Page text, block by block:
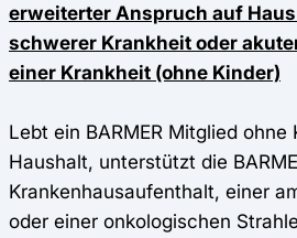
erweiterter Anspruch auf
schwerer Krankheit oder
einer Krankheit (ohne Kinder)
Lebt ein BARMER Mitglied ohne
Haushalt, unterstützt die
Krankenhausaufenthalt, einer
oder einer onkologischen